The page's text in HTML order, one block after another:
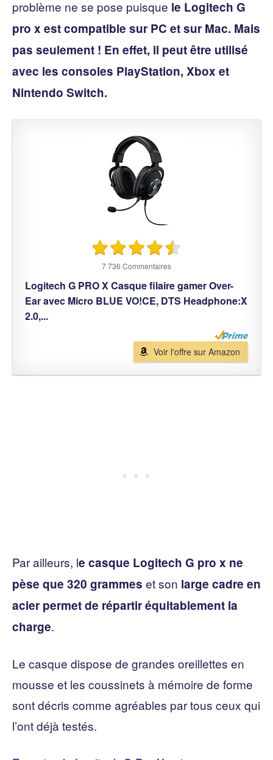
problème ne se pose puisque le Logitech G
pro x est compatible sur PC et sur Mac. Mais
pas seulement ! En effet, il peut être utilisé
avec les consoles PlayStation, Xbox et
Nintendo Switch.
7 736 Commentaires
Logitech G PRO X Casque filaire gamer Over-
Ear avec Micro BLUE VO!CE, DTS Headphone:X
2.0,...
Voir l'offre sur Amazon
Par ailleurs, le casque Logitech G pro x ne
pèse que 320 grammes et son large cadre en
acier permet de répartir équitablement la
charge.
Le casque dispose de grandes oreillettes en
mousse et les coussinets à mémoire de forme
sont décris comme agréables par tous ceux qui
l’ont déjà testés.